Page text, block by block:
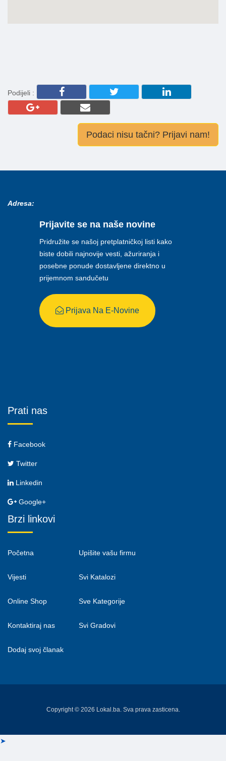
Podijeli :
Podaci nisu tačni? Prijavi nam!
Adresa:
Prijavite se na naše novine
Pridružite se našoj pretplatničkoj listi kako
biste dobili najnovije vesti, ažuriranja i
posebne ponude dostavljene direktno u
prijemnom sandučetu
Prijava Na E-Novine
Prati nas
Facebook
Twitter
Linkedin
Google+
Brzi linkovi
Početna
Vijesti
Online Shop
Kontaktiraj nas
Dodaj svoj članak
Upišite vašu firmu
Svi Katalozi
Sve Kategorije
Svi Gradovi
Copyright © 2026 Lokal.ba. Sva prava zasticena.
➤